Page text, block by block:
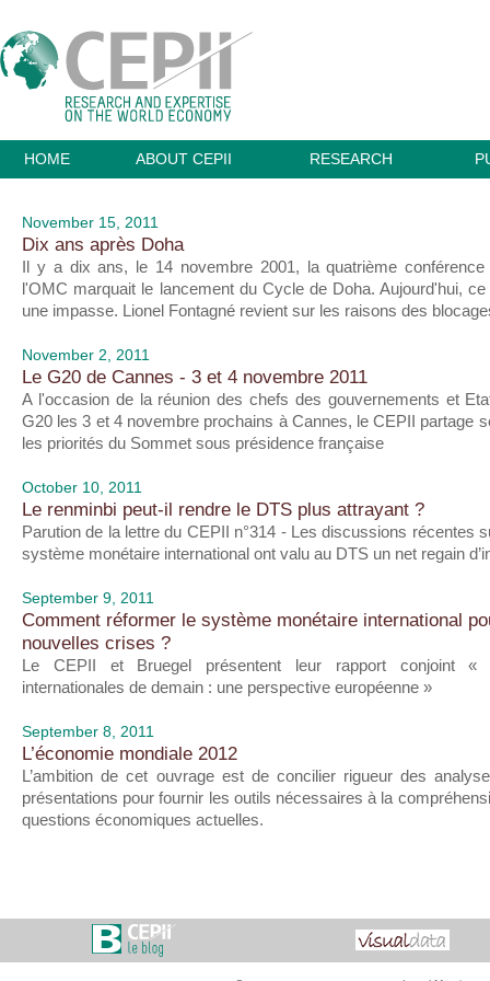
HOME ABOUT CEPII RESEARCH
November 15, 2011
Dix ans après Doha
Il y a dix ans, le 14 novembre 2001, la quatrième conférence
l'OMC marquait le lancement du Cycle de Doha. Aujourd'hui,
une impasse. Lionel Fontagné revient sur les raisons des
November 2, 2011
Le G20 de Cannes - 3 et 4 novembre 2011
A l'occasion de la réunion des chefs des gouvernements et
G20 les 3 et 4 novembre prochains à Cannes, le CEPII partage
les priorités du Sommet sous présidence française
October 10, 2011
Le renminbi peut-il rendre le DTS plus attrayant ?
Parution de la lettre du CEPII n°314 - Les discussions récentes
système monétaire international ont valu au DTS un net regain
September 9, 2011
Comment réformer le système monétaire international
nouvelles crises ?
Le CEPII et Bruegel présentent leur rapport conjoint «
internationales de demain : une perspective européenne »
September 8, 2011
L’économie mondiale 2012
L’ambition de cet ouvrage est de concilier rigueur des
présentations pour fournir les outils nécessaires à la
questions économiques actuelles.